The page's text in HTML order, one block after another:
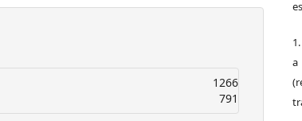
1266
791
a